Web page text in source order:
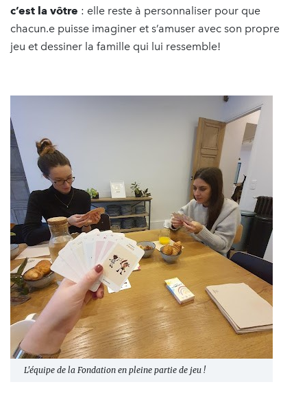
c’est la vôtre : elle reste à personnaliser pour que
chacun.e puisse imaginer et s’amuser avec son propre
jeu et dessiner la famille qui lui ressemble!
L'équipe de la Fondation en pleine partie de jeu !